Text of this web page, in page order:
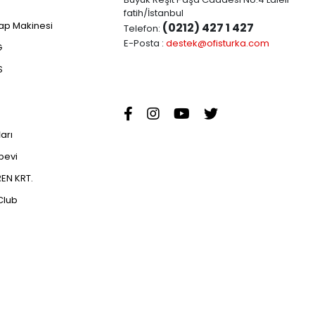
Makinesi
KRT.
fatih/İstanbul
Telefon: (0212) 427 1 427
E-Posta : destek@ofisturka.com